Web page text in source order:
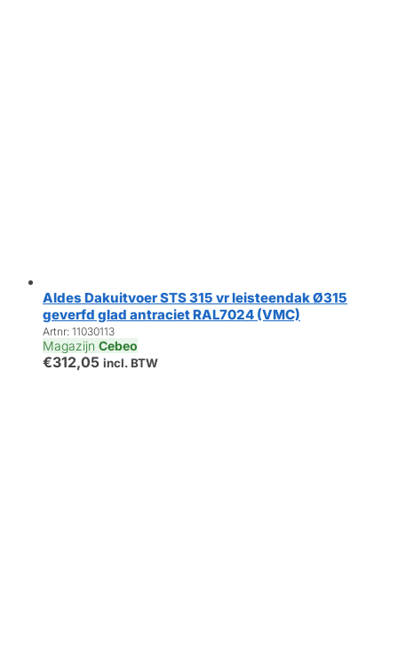
Aldes Dakuitvoer STS 315 vr leisteendak Ø315
geverfd glad antraciet RAL7024 (VMC)
Artnr: 11030113
Magazijn Cebeo
€312,05 incl. BTW